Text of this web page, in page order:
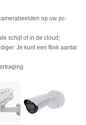
op uw pc-
schijf of in de cloud;
Je kunt een flink aantal